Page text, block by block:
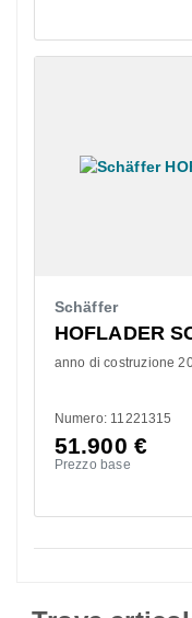
Schäffer
HOFLADER
anno di costruzione
Numero: 11221315
51.900 €
Prezzo base